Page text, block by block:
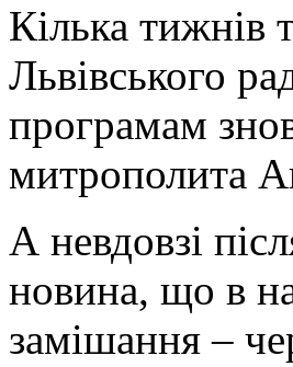
Кілька тижнів
Львівського
програмам
митрополита
А невдовзі
новина, що в
замішання –